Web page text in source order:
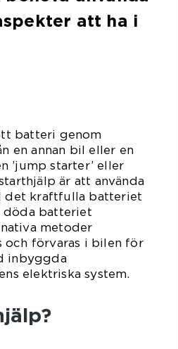
att ha i
batteri genom
en annan bil eller en
’jump starter’ eller
är att använda
det kraftfulla batteriet
döda batteriet
metoder
och förvaras i bilen för
inbyggda
elektriska system.